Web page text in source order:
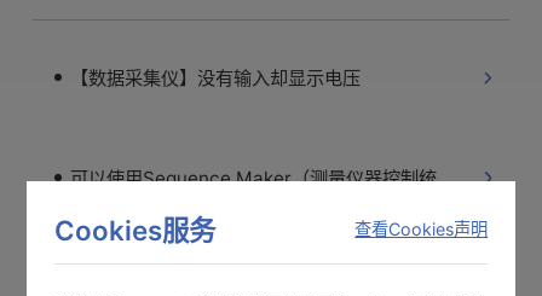
【数据采集仪】没有输入却显示电压
可以使用Sequence Maker（测量仪器控制统合Excel addin）的仪器
Cookies服务 查看Cookies声明